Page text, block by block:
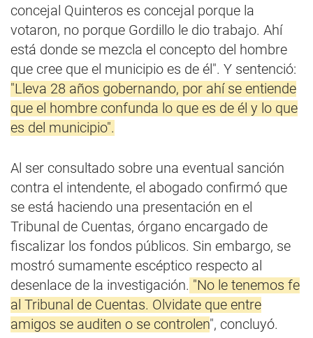
concejal Quinteros es concejal porque la
votaron, no porque Gordillo le dio trabajo. Ahí
está donde se mezcla el concepto del hombre
que cree que el municipio es de él". Y sentenció:
"Lleva 28 años gobernando, por ahí se entiende
que el hombre confunda lo que es de él y lo que
es del municipio".
Al ser consultado sobre una eventual sanción
contra el intendente, el abogado confirmó que
se está haciendo una presentación en el
Tribunal de Cuentas, órgano encargado de
fiscalizar los fondos públicos. Sin embargo, se
mostró sumamente escéptico respecto al
desenlace de la investigación. "No le tenemos fe
al Tribunal de Cuentas. Olvidate que entre
amigos se auditen o se controlen", concluyó.